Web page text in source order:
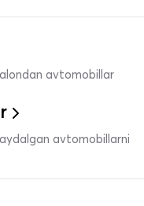
avtomobillar
avtomobillarni